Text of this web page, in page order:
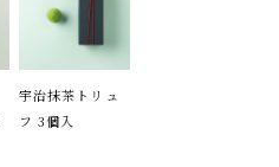
宇治抹茶トリュ
フ 3個入